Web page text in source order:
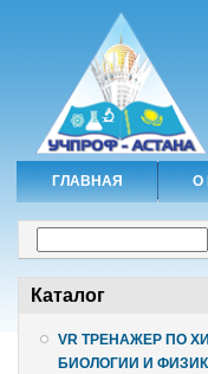
ГЛАВНАЯ О
Каталог
VR ТРЕНАЖЕР ПО
БИОЛОГИИ И